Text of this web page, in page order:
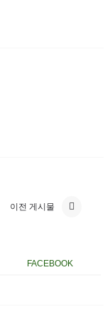
이전 게시물
FACEBOOK